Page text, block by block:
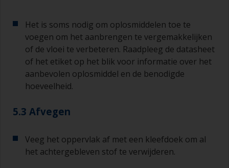
gebruiken in een apart bakje of mengbeker.
Oude jampotjes of schone droge blikken kunnen
nuttig zijn voor het mengen van de verf. Ook zijn
metalen maatlepels van verschillende grootte
ideaal voor het afmeten van kleine
hoeveelheden verf en verhardingsmiddel voor de
Als er bij een van de verflagen die u aanbrengt
vuil blijken te bevatten), moeten deze
weggeschuurd worden met schuurpapier met
Het is soms nodig om oplosmiddelen toe te
voegen om het aanbrengen te vergemakkelijken
of de vloei te verbeteren. Raadpleeg de datasheet
of het etiket op het blik voor informatie over het
aanbevolen oplosmiddel en de benodigde
hoeveelheid.
5.3 Afvegen
Veeg het oppervlak af met een kleefdoek om al
het achtergebleven stof te verwijderen.